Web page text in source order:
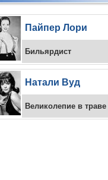
Пайпер Лори
Бильярдист
Натали Вуд
Великолепие в траве